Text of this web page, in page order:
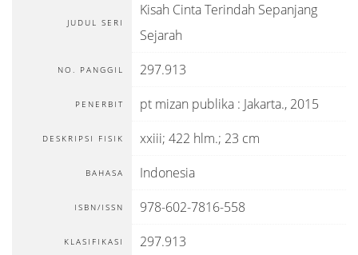
JUDUL SERI
Kisah Cinta Terindah Sepanjang
Sejarah
NO. PANGGIL 297.913
PENERBIT pt mizan publika : Jakarta., 2015
DESKRIPSI FISIK xxiii; 422 hlm.; 23 cm
BAHASA Indonesia
ISBN/ISSN 978-602-7816-558
KLASIFIKASI 297.913